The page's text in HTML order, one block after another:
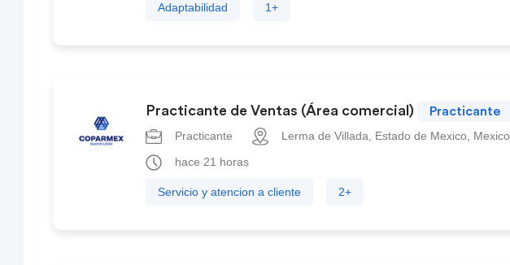
Adaptabilidad 1+
Practicante de Ventas (Área comercial)
Practicante
Practicante
Lerma de Villada, Estado de Mexico, Mexico
hace 21 horas
Servicio y atencion a cliente 2+